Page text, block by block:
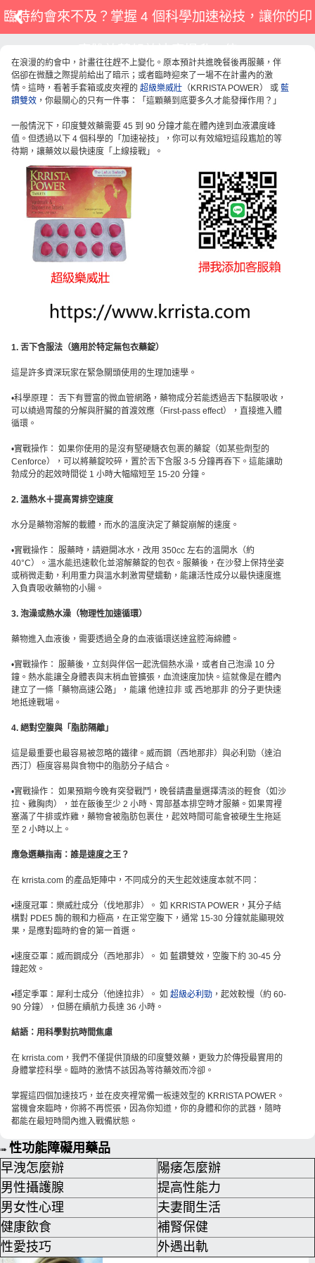
臨時約會來不及？掌握 4 個科學加速祕技，讓你的印
在浪漫的約會中，計畫往往趕不上變化。原本預計共進晚餐後再服藥，伴
侶卻在微醺之際提前給出了暗示；或者臨時迎來了一場不在計畫內的激
情。這時，看著手套箱或皮夾裡的 超級樂威壯 （KRRISTA POWER） 或 藍
鑽雙效 ，你最關心的只有一件事：「這顆藥到底要多久才能發揮作用？」
一般情況下，印度雙效藥需要 45 到 90 分鐘才能在體內達到血液濃度峰
值。但透過以下 4 個科學的「加速祕技」，你可以有效縮短這段尷尬的等
待期，讓藥效以最快速度「上線接戰」。
1. 舌下含服法（適用於特定無包衣藥錠）
這是許多資深玩家在緊急關頭使用的生理加速學。
•科學原理： 舌下有豐富的微血管網路，藥物成分若能透過舌下黏膜吸收，
可以繞過胃酸的分解與肝臟的首渡效應（First-pass effect），直接進入體
循環。
•實戰操作： 如果你使用的是沒有堅硬糖衣包裹的藥錠（如某些劑型的
Cenforce），可以將藥錠咬碎，置於舌下含服 3-5 分鐘再吞下。這能讓助
勃成分的起效時間從 1 小時大幅縮短至 15-20 分鐘。
2. 溫熱水＋提高胃排空速度
水分是藥物溶解的載體，而水的溫度決定了藥錠崩解的速度。
•實戰操作： 服藥時，請避開冰水，改用 350cc 左右的溫開水（約
40°C）。溫水能迅速軟化並溶解藥錠的包衣。服藥後，在沙發上保持坐姿
或稍微走動，利用重力與溫水刺激胃壁蠕動，能讓活性成分以最快速度進
入負責吸收藥物的小腸。
3. 泡澡或熱水澡（物理性加速循環）
藥物進入血液後，需要透過全身的血液循環送達盆腔海綿體。
•實戰操作： 服藥後，立刻與伴侶一起洗個熱水澡，或者自己泡澡 10 分
鐘。熱水能讓全身體表與末梢血管擴張，血流速度加快。這就像是在體內
建立了一條「藥物高速公路」，能讓 他達拉非 或 西地那非 的分子更快速
地抵達戰場。
4. 絕對空腹與「脂肪隔離」
這是最重要也最容易被忽略的鐵律。威而鋼（西地那非）與必利勁（達泊
西汀）極度容易與食物中的脂肪分子結合。
•實戰操作： 如果預期今晚有突發戰鬥，晚餐請盡量選擇清淡的輕食（如沙
拉、雞胸肉），並在飯後至少 2 小時、胃部基本排空時才服藥。如果胃裡
塞滿了牛排或炸雞，藥物會被脂肪包裹住，起效時間可能會被硬生生拖延
至 2 小時以上。
應急選藥指南：誰是速度之王？
在 krrista.com 的產品矩陣中，不同成分的天生起效速度本就不同：
•速度冠軍：樂威壯成分（伐地那非）。 如 KRRISTA POWER，其分子結
構對 PDE5 酶的親和力極高，在正常空腹下，通常 15-30 分鐘就能顯現效
果，是應對臨時約會的第一首選。
•速度亞軍：威而鋼成分（西地那非）。 如 藍鑽雙效，空腹下約 30-45 分
鐘起效。
•穩定季軍：犀利士成分（他達拉非）。 如 超級必利勁 ，起效較慢（約 60-
90 分鐘），但勝在續航力長達 36 小時。
結語：用科學對抗時間焦慮
在 krrista.com，我們不僅提供頂級的印度雙效藥，更致力於傳授最實用的
身體掌控科學。臨時的激情不該因為等待藥效而冷卻。
掌握這四個加速技巧，並在皮夾裡常備一板速效型的 KRRISTA POWER。
當機會來臨時，你將不再慌張，因為你知道，你的身體和你的武器，隨時
都能在最短時間內進入戰備狀態。
➠ 性功能障礙用藥品
早洩怎麼辦
陽痿怎麼辦
男性攝護腺
提高性能力
男女性心理
夫妻間生活
健康飲食
補腎保健
性愛技巧
外遇出軌